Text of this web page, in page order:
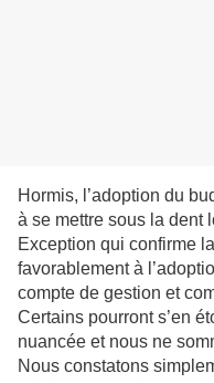
Hormis, l’adoption du
à se mettre sous la
Exception qui confirme
favorablement à
compte de gestion et
Certains pourront s’en
nuancée et nous ne
Nous constatons